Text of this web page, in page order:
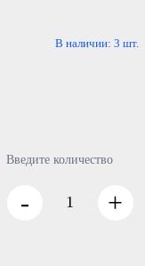
В наличии: 3 шт.
Введите количество
- +